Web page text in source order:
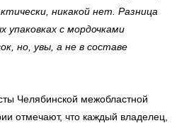
никакой нет. Разница
упаковках с мордочками
но, увы, а не в составе
Челябинской межобластной
отмечают, что каждый владелец,